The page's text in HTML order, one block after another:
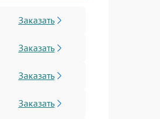
Заказать
Заказать
Заказать
Заказать